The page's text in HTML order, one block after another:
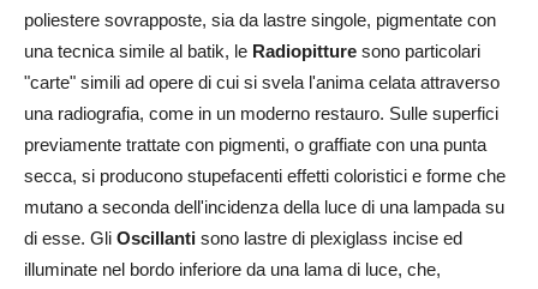
poliestere sovrapposte, sia da lastre singole, pigmentate con
una tecnica simile al batik, le Radiopitture sono particolari
"carte" simili ad opere di cui si svela l'anima celata attraverso
una radiografia, come in un moderno restauro. Sulle superfici
previamente trattate con pigmenti, o graffiate con una punta
secca, si producono stupefacenti effetti coloristici e forme che
mutano a seconda dell'incidenza della luce di una lampada su
di esse. Gli Oscillanti sono lastre di plexiglass incise ed
illuminate nel bordo inferiore da una lama di luce, che,